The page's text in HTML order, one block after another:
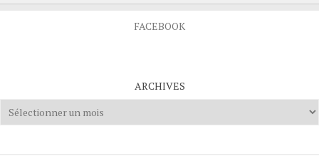
FACEBOOK
ARCHIVES
Archives